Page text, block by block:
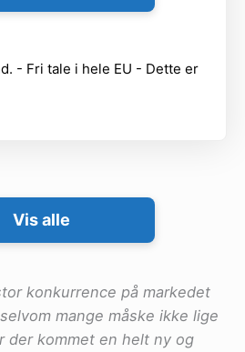
- Fri tale i hele EU - Dette er
Vis alle
konkurrence på markedet
mange måske ikke lige
der kommet en helt ny og